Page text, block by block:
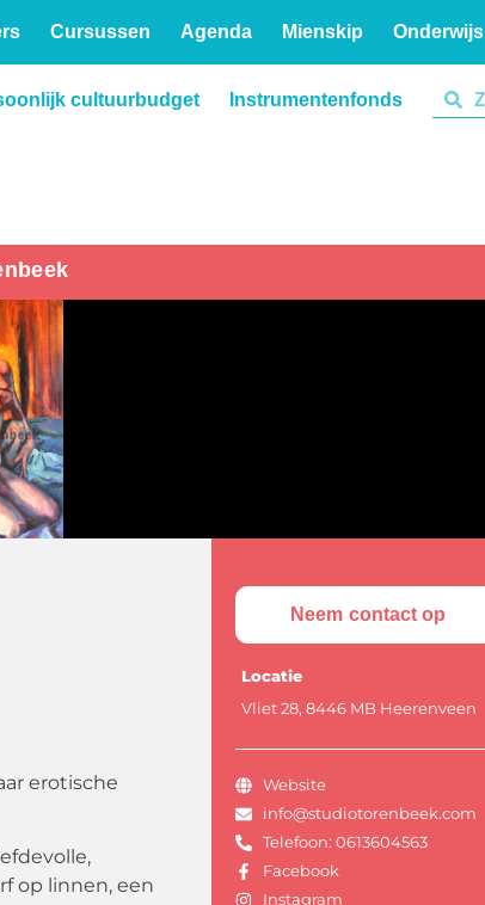
Cursussen Agenda Mienskip Onderwijs
cultuurbudget
Instrumentenfonds
erotische
op linnen, een
Neem contact op
Locatie
Vliet 28, 8446 MB Heerenveen
Website
info@studiotorenbeek.com
Telefoon: 0613604563
Facebook
Instagram